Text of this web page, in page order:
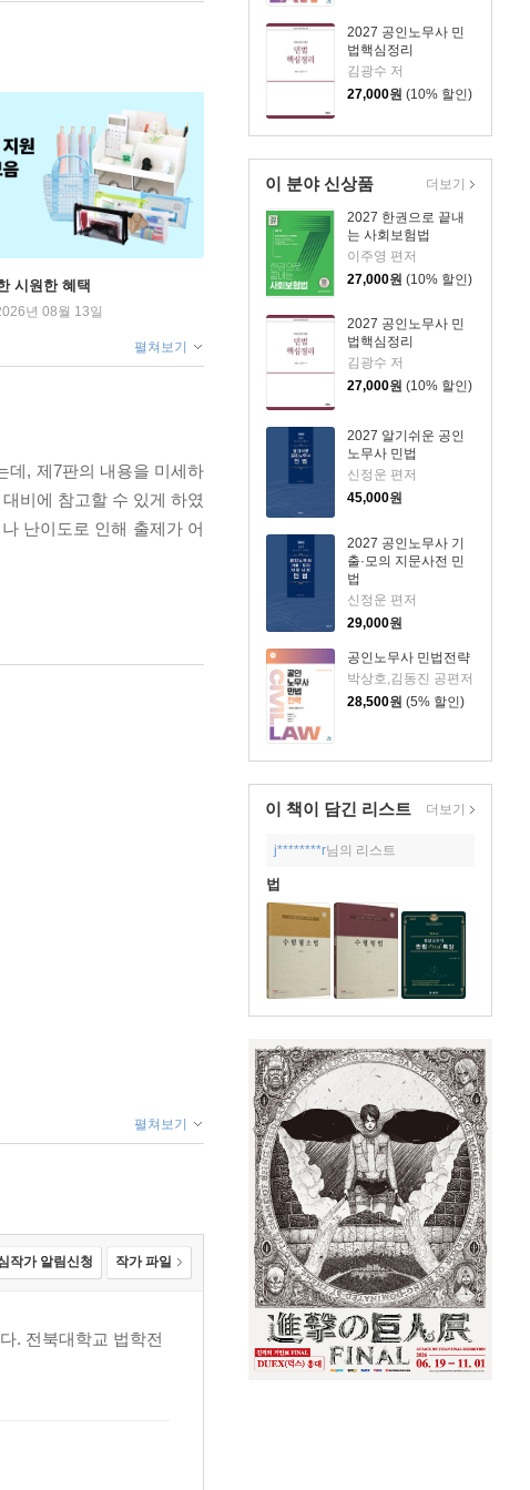
2027 공인노무사 민
법핵심정리
김광수 저
27,000원 (10% 할인)
이 분야 신상품
2027 한권으로 끝내
는 사회보험법
이주영 편저
27,000원 (10% 할인)
2027 공인노무사 민
법핵심정리
김광수 저
27,000원 (10% 할인)
2027 알기쉬운 공인
노무사 민법
신정운 편저
45,000원
2027 공인노무사 기
출·모의 지문사전 민
법
신정운 편저
29,000원
공인노무사 민법전략
박상호,김동진 공편저
28,500원 (5% 할인)
더보기
이 책이 담긴 리스트 더보기
j********r님의 리스트
법
시원한 혜택
년 08월 13일
펼쳐보기
데, 제7판의 내용을 미세하
비에 참고할 수 있게 하였
난이도로 인해 출제가 어
펼쳐보기
작가 알림신청 작가 파일
. 전북대학교 법학전